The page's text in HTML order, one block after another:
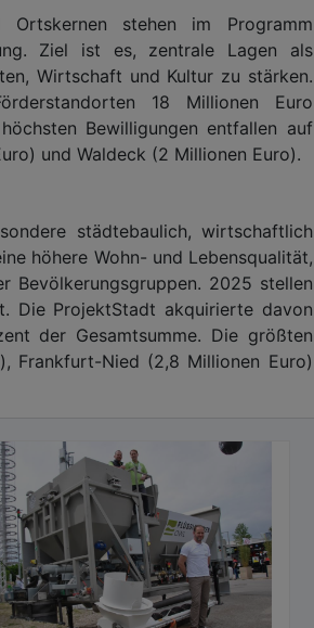
stehen im Programm
Ziel ist es, zentrale Lagen als
Wirtschaft und Kultur zu stärken.
18 Millionen Euro
Bewilligungen entfallen auf
und Waldeck (2 Millionen Euro).
städtebaulich, wirtschaftlich
höhere Wohn- und Lebensqualität,
Bevölkerungsgruppen. 2025 stellen
Die ProjektStadt akquirierte davon
der Gesamtsumme. Die größten
Frankfurt-Nied (2,8 Millionen Euro)